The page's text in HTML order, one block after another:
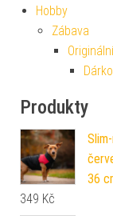
Hobby
Zábava
Produkty
36
349 Kč